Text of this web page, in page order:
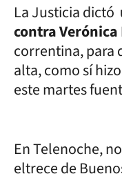
La Justicia dictó
contra
correntina, para
alta, como sí
este martes
En Telenoche,
eltrece de